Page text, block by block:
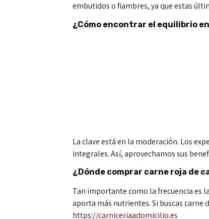
embutidos o fiambres, ya que estas
¿Cómo encontrar el equilibrio
La clave está en la moderación. Los
integrales. Así, aprovechamos sus
¿Dónde comprar carne roja de
Tan importante como la frecuencia es
aporta más nutrientes. Si buscas
https://carniceriaadomicilio.es